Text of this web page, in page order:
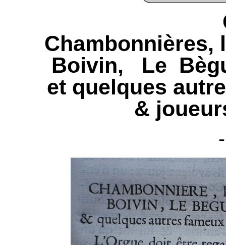
Chambonnières,
Boivin, Le
et quelques
&